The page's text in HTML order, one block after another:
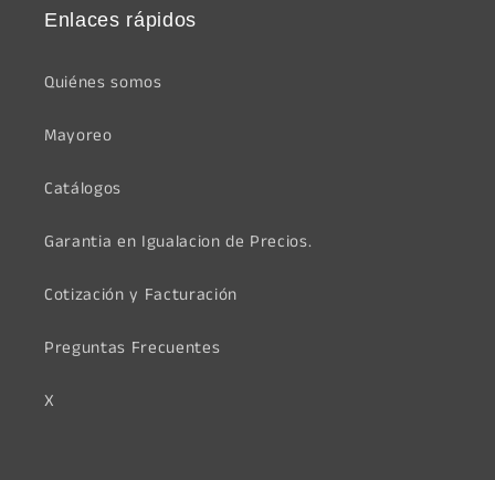
Enlaces rápidos
Quiénes somos
Mayoreo
Catálogos
Garantia en Igualacion de Precios.
Cotización y Facturación
Preguntas Frecuentes
X